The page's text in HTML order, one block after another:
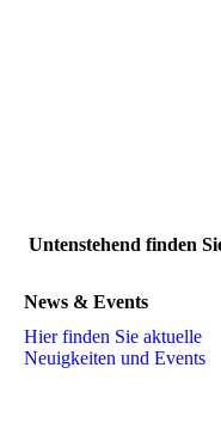
Untenstehend finden
News & Events
Hier finden Sie aktuelle
Neuigkeiten und Events